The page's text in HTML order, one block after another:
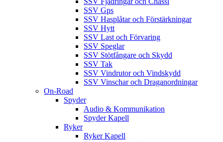
SSV Gps
SSV Hasplåtar och Förstärkningar
SSV Hytt
SSV Last och Förvaring
SSV Speglar
SSV Stötfångare och Skydd
SSV Tak
SSV Vindrutor och Vindskydd
SSV Vinschar och Draganordningar
On-Road
Spyder
Audio & Kommunikation
Spyder Kapell
Ryker
Ryker Kapell